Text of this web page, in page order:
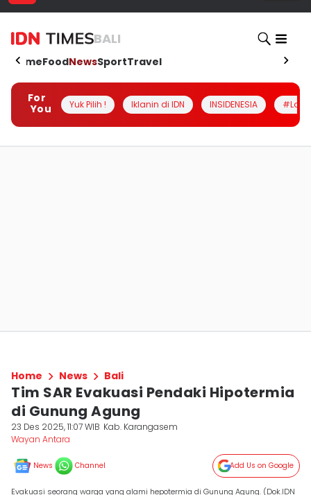
BALI
HomeFoodNewsSportTravel
For
You
Yuk Pilih ! Iklanin di IDN INSIDENESIA
Home News Bali
Tim SAR Evakuasi Pendaki Hipotermia
di Gunung Agung
23 Des 2025, 11:07 WIB Kab. Karangasem
Wayan Antara
News Channel Add Us on Google
Evakuasi seorang warga yang alami hepotermia di Gunung Agung. (Dok.IDN